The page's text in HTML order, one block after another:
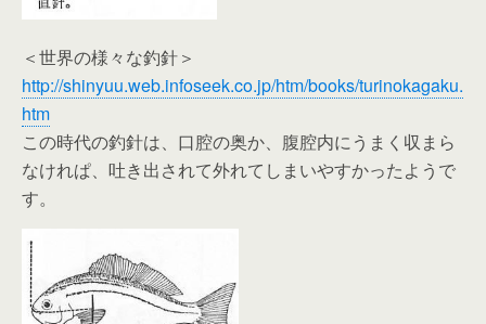
＜世界の様々な釣針＞
http://shinyuu.web.infoseek.co.jp/htm/books/turinokagaku.
htm
この時代の釣針は、口腔の奥か、腹腔内にうまく収まら
なけれぱ、吐き出されて外れてしまいやすかったようで
す。